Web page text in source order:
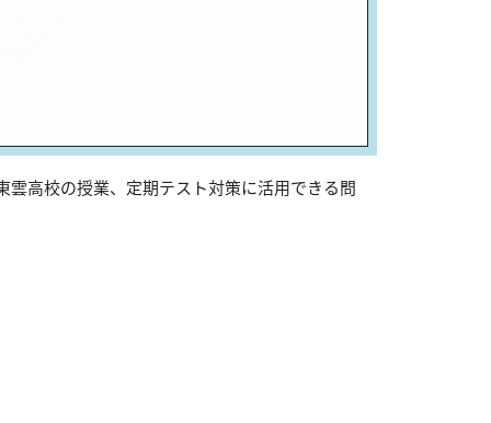
高校の授業、定期テスト対策に活用できる問